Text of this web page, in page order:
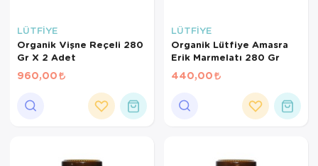
LÜTFİYE
Organik Vişne Reçeli 280
Gr X 2 Adet
960,00
LÜTFİYE
Organik Lütfiye Amasra
Erik Marmelatı 280 Gr
440,00